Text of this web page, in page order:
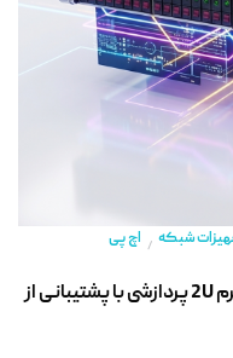
شبکه / اچ پی
سرور HPE ProLiant DL380 Gen9 | پلتفرم 2U پردازشی با پشتیبانی از